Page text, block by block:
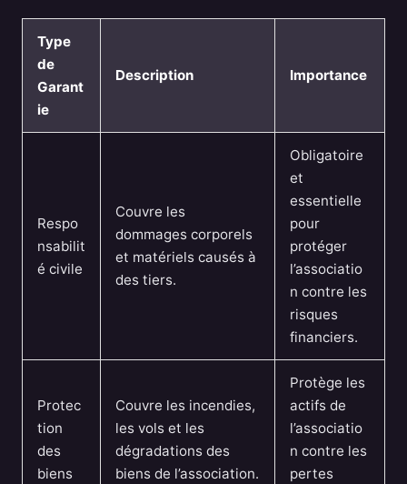
Type
de
Garant
ie
Description Importance
Respo
nsabilit
é civile
Couvre les
dommages corporels
et matériels causés à
des tiers.
Obligatoire
et
essentielle
pour
protéger
l’associatio
n contre les
risques
financiers.
Protec
tion
des
biens
Couvre les incendies,
les vols et les
dégradations des
biens de l’association.
Protège les
actifs de
l’associatio
n contre les
pertes